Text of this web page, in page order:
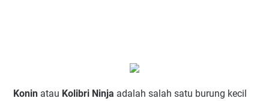
Konin atau Kolibri Ninja adalah salah satu burung kecil